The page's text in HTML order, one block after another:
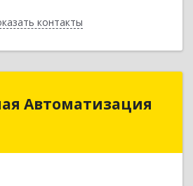
контакты
Назад
Автоматизация
обл, Волоколамский р-н,